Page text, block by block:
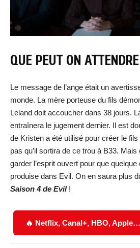
QUE PEUT ON
Le message de l’ange était un
monde. La mère porteuse du fils
Leland doit accoucher dans 38 jours.
entraînera le jugement dernier. Il est
de Kristen a été utilisé pour créer le
pas qu’il sortira de ce trou à B33. Mais
garder l’esprit ouvert pour que
produise dans Evil. On en saura plus
Saison 4 de Evil!
🔥 Netflix, Canal+, HBO,